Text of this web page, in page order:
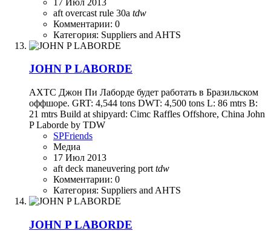
aft overcast rule 30a tdw
Комментарии: 0
Категория: Suppliers and AHTS
JOHN P LABORDE
АХТС Джон Пи Лаборде будет работать в Бразильском
оффшоре. GRT: 4,544 tons DWT: 4,500 tons L: 86 mtrs B:
21 mtrs Build at shipyard: Cimc Raffles Offshore, China John
P Laborde by TDW
SPFriends
Медиа
17 Июл 2013
aft deck maneuvering port tdw
Комментарии: 0
Категория: Suppliers and AHTS
JOHN P LABORDE